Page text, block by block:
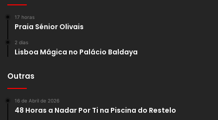
17 horas
Praia Sénior Olivais
2 dias
Lisboa Mágica no Palácio Baldaya
Outras
16 de Abril de 2026
48 Horas a Nadar Por Ti na Piscina do Restelo